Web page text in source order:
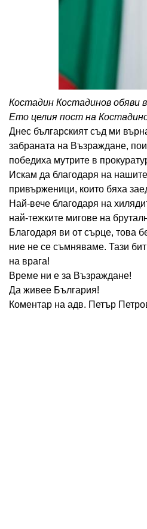
Костадин Костадинов обяви
Ето целия пост на
Днес българският съд ми
забраната на Възраждане,
победиха мутрите в
Искам да благодаря на
привърженици, които бяха
Най-вече благодаря на
най-тежките мигове на
Благодаря ви от сърце, това
ние не се съмняваме. Тази
на врага!
Време ни е за Възраждане!
Да живее България!
Коментар на адв. Петър